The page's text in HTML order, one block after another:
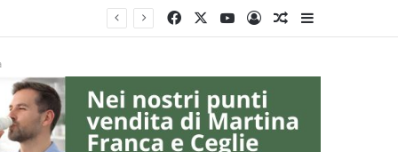
FacebookYou TubeAccediUn articolo a